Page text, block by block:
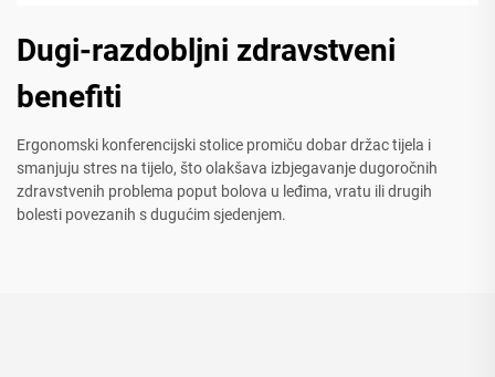
Dugi-razdobljni zdravstveni
benefiti
Ergonomski konferencijski stolice promiču dobar držac tijela i
smanjuju stres na tijelo, što olakšava izbjegavanje dugoročnih
zdravstvenih problema poput bolova u leđima, vratu ili drugih
bolesti povezanih s dugućim sjedenjem.